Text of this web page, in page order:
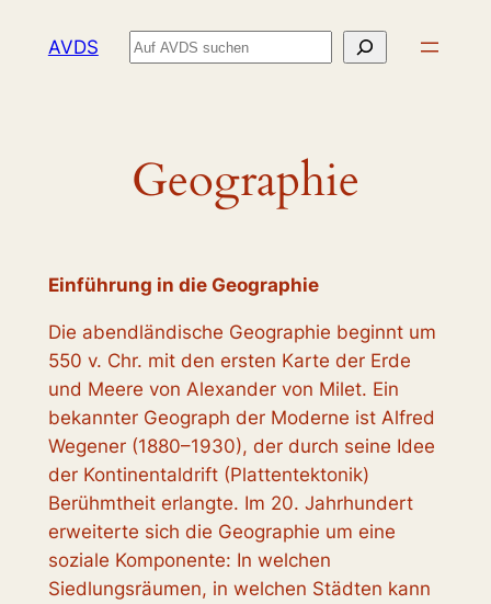
InhaltAVDS Suchen
Geographie
Einführung in die Geographie
Die abendländische Geographie beginnt um
550 v. Chr. mit den ersten Karte der Erde
und Meere von Alexander von Milet. Ein
bekannter Geograph der Moderne ist Alfred
Wegener (1880–1930), der durch seine Idee
der Kontinentaldrift (Plattentektonik)
Berühmtheit erlangte. Im 20. Jahrhundert
erweiterte sich die Geographie um eine
soziale Komponente: In welchen
Siedlungsräumen, in welchen Städten kann